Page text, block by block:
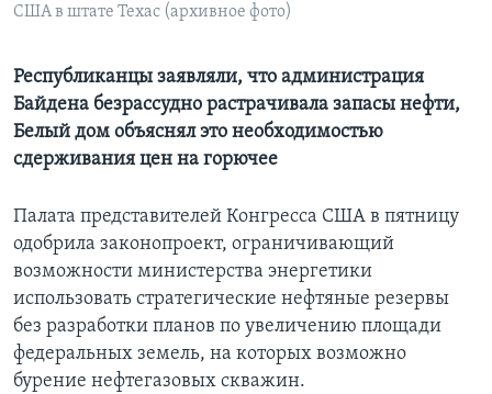
США в штате Техас (архивное фото)
Республиканцы заявляли, что администрация
Байдена безрассудно растрачивала запасы нефти,
Белый дом объяснял это необходимостью
сдерживания цен на горючее
Палата представителей Конгресса США в пятницу
одобрила законопроект, ограничивающий
возможности министерства энергетики
использовать стратегические нефтяные резервы
без разработки планов по увеличению площади
федеральных земель, на которых возможно
бурение нефтегазовых скважин.